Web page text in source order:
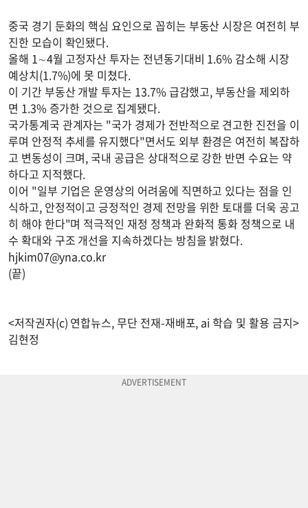
중국 경기 둔화의 핵심 요인으로 꼽히는 부동산 시장은 여전히 부
진한 모습이 확인됐다.
올해 1∼4월 고정자산 투자는 전년동기대비 1.6% 감소해 시장
예상치(1.7%)에 못 미쳤다.
이 기간 부동산 개발 투자는 13.7% 급감했고, 부동산을 제외하
면 1.3% 증가한 것으로 집계됐다.
국가통계국 관계자는 "국가 경제가 전반적으로 견고한 진전을 이
루며 안정적 추세를 유지했다"면서도 외부 환경은 여전히 복잡하
고 변동성이 크며, 국내 공급은 상대적으로 강한 반면 수요는 약
하다고 지적했다.
이어 "일부 기업은 운영상의 어려움에 직면하고 있다는 점을 인
식하고, 안정적이고 긍정적인 경제 전망을 위한 토대를 더욱 공고
히 해야 한다"며 적극적인 재정 정책과 완화적 통화 정책으로 내
수 확대와 구조 개선을 지속하겠다는 방침을 밝혔다.
hjkim07@yna.co.kr
(끝)
<저작권자(c) 연합뉴스, 무단 전재-재배포, ai 학습 및 활용 금지>
김현정